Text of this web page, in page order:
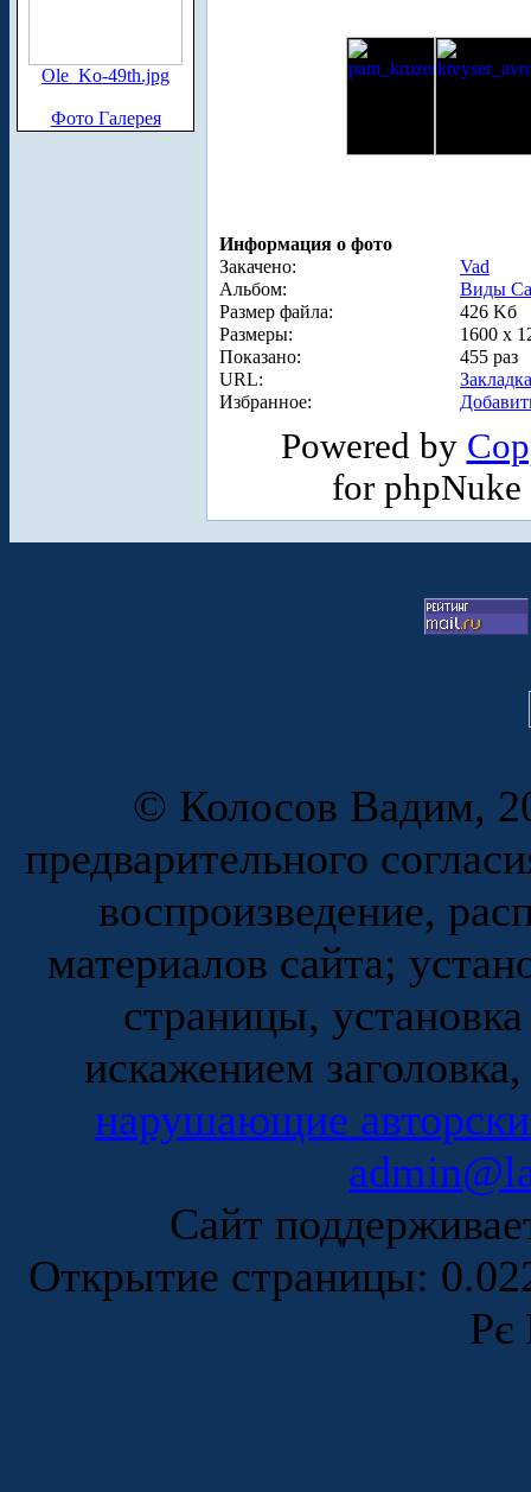
Ole_Ko-49th.jpg
Фото Галерея
Информация о фото
Закачено:
Vad
Альбом:
Виды
Размер файла:
426 Kб
Размеры:
1600 x
Показано:
455 раз
URL:
Избранное:
Powered by
for
© Колосов Вадим,
предварительного
воспроизведение,
материалов сайта;
страницы,
искажением
нарушающие
Сайт
Открытие страницы:
Рє